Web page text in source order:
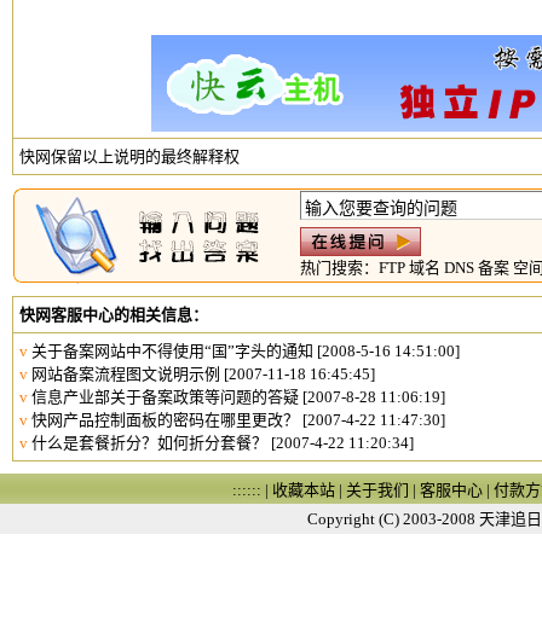
快网保留以上说明的最终解释权
热门搜索： FTP 域名 DNS 备案 空
快网客服中心的相关信息：
v 关于备案网站中不得使用“国”字头的通知 [2008-5-16 14:51:00]
v 网站备案流程图文说明示例 [2007-11-18 16:45:45]
v 信息产业部关于备案政策等问题的答疑 [2007-8-28 11:06:19]
v 快网产品控制面板的密码在哪里更改？
[2007-4-22 11:47:30]
v 什么是套餐折分？如何折分套餐？ [2007-4-22 11:20:34]
:::::: | 收藏本站 | 关于我们 | 客服中心 | 付款
Copyright (C) 2003-2008 天津追